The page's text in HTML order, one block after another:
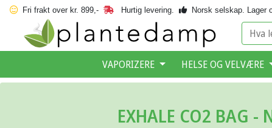
Fri frakt over kr. 899,- Hurtig levering. Norsk selskap. Lager
VAPORIZERE HELSE OG VELVÆRE
EXHALE CO2 BAG -